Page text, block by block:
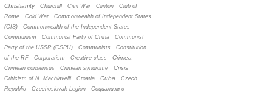
Christianity Churchill Civil War Clinton
Club of
Rome
Cold War
Commonwealth of Independent States
(CIS)
Commonwealth of the Independent States
Communism
Communist Party of China
Communist
Party of the USSR (CSPU)
Communists
Constitution
of the RF
Corporatism Creative class Crimea
Crimean consensus Crimean syndrome Crisis
Criticism of N. Machiavelli Croatia Cuba
Czech
Republic
Czechoslovak Legion
Cоциализм с